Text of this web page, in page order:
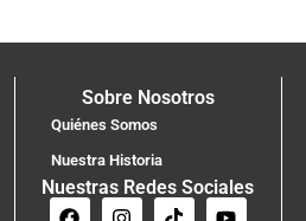
Sobre Nosotros
Quiénes Somos
Nuestra Historia
Nuestras Redes Sociales